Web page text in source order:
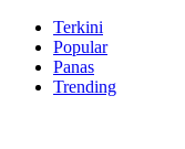
Terkini
Popular
Panas
Trending